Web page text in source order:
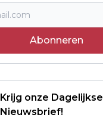
Abonneren
Krijg onze Dagelijkse
Nieuwsbrief!